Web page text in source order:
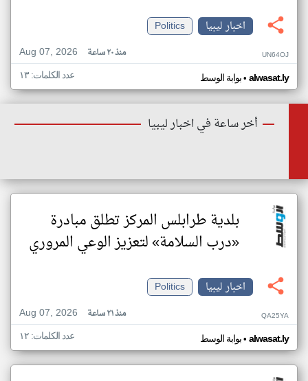
اخبار ليبيا
Politics
Aug 07, 2026
منذ ٢٠ ساعة UN64OJ
بوابة الوسط• alwasat.ly عدد الكلمات: ١٣
أخر ساعة في اخبار ليبيا
بلدية طرابلس المركز تطلق مبادرة
«درب السلامة» لتعزيز الوعي المروري
اخبار ليبيا
Politics
Aug 07, 2026
منذ ٢١ ساعة QA25YA
بوابة الوسط• alwasat.ly عدد الكلمات: ١٢